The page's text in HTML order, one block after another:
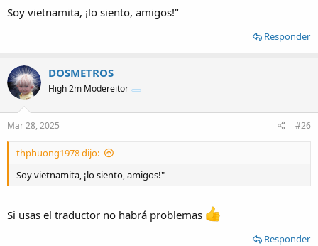
Soy vietnamita, ¡lo siento, amigos!"
Responder
DOSMETROS
High 2m Modereitor
Mar 28, 2025 #26
thphuong1978 dijo:
Soy vietnamita, ¡lo siento, amigos!"
Si usas el traductor no habrá problemas
Responder